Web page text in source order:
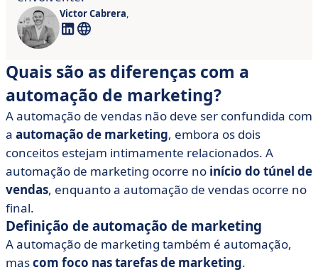
Victor Cabrera,
Quais são as diferenças com a
automação de marketing?
A automação de vendas não deve ser confundida com
a automação de marketing, embora os dois
conceitos estejam intimamente relacionados. A
automação de marketing ocorre no início do túnel de
vendas, enquanto a automação de vendas ocorre no
final.
Definição de automação de marketing
A automação de marketing também é automação,
mascom foco nas tarefas de marketing.